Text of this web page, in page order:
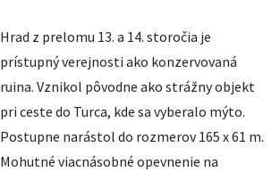
Hrad z prelomu 13. a 14. storočia je
prístupný verejnosti ako konzervovaná
ruina. Vznikol pôvodne ako strážny objekt
pri ceste do Turca, kde sa vyberalo mýto.
Postupne narástol do rozmerov 165 x 61 m.
Mohutné viacnásobné opevnenie na